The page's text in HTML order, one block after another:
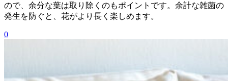
ので、余分な葉は取り除くのもポイントです。余計な雑菌の
発生を防ぐと、花がより長く楽しめます。
0